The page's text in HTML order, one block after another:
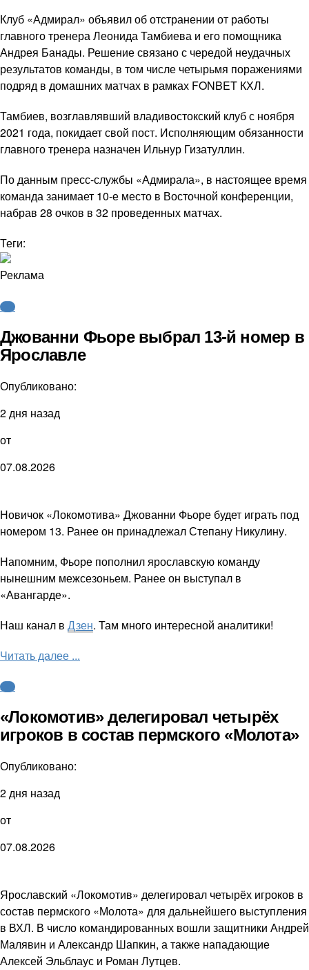
Клуб «Адмирал» объявил об отстранении от работы
главного тренера Леонида Тамбиева и его помощника
Андрея Банады. Решение связано с чередой неудачных
результатов команды, в том числе четырьмя поражениями
подряд в домашних матчах в рамках FONBET КХЛ.
Тамбиев, возглавлявший владивостокский клуб с ноября
2021 года, покидает свой пост. Исполняющим обязанности
главного тренера назначен Ильнур Гизатуллин.
По данным пресс-службы «Адмирала», в настоящее время
команда занимает 10-е место в Восточной конференции,
набрав 28 очков в 32 проведенных матчах.
Теги:
Реклама
КХЛ
Джованни Фьоре выбрал 13-й номер в
Ярославле
Опубликовано:
2 дня назад
от
07.08.2026
Новичок «Локомотива» Джованни Фьоре будет играть под
номером 13. Ранее он принадлежал Степану Никулину.
Напомним, Фьоре пополнил ярославскую команду
нынешним межсезоньем. Ранее он выступал в
«Авангарде».
Наш канал в Дзен. Там много интересной аналитики!
Читать далее ...
КХЛ
«Локомотив» делегировал четырёх
игроков в состав пермского «Молота»
Опубликовано:
2 дня назад
от
07.08.2026
Ярославский «Локомотив» делегировал четырёх игроков в
состав пермского «Молота» для дальнейшего выступления
в ВХЛ. В число командированных вошли защитники Андрей
Малявин и Александр Шапкин, а также нападающие
Алексей Эльблаус и Роман Лутцев.